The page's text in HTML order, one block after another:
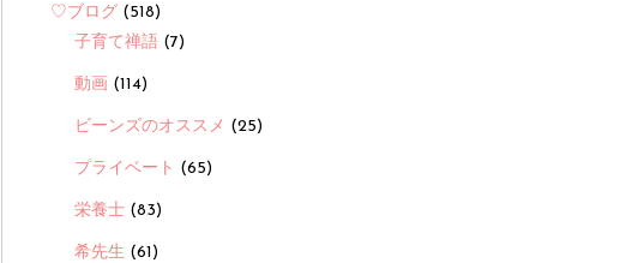
♡ブログ (518)
子育て禅語 (7)
動画 (114)
ビーンズのオススメ (25)
プライベート (65)
栄養士 (83)
希先生 (61)